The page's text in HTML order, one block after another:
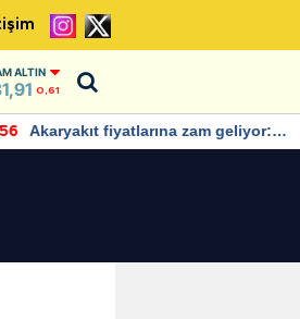
ALTIN
0,61
Akaryakıt fiyatlarına zam geliyor:
Yeni tarih açıklandı